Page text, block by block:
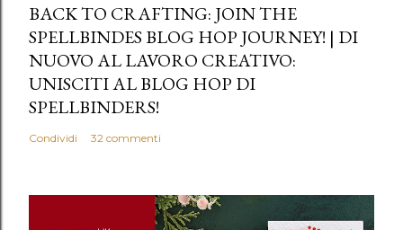
BACK TO CRAFTING: JOIN THE
SPELLBINDES BLOG HOP JOURNEY! | DI
NUOVO AL LAVORO CREATIVO:
UNISCITI AL BLOG HOP DI
SPELLBINDERS!
Condividi 32 commenti